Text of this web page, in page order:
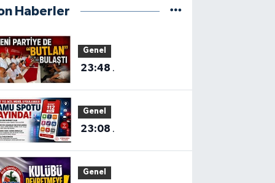
Haberler
Genel
23:48 .
Genel
23:08 .
Genel